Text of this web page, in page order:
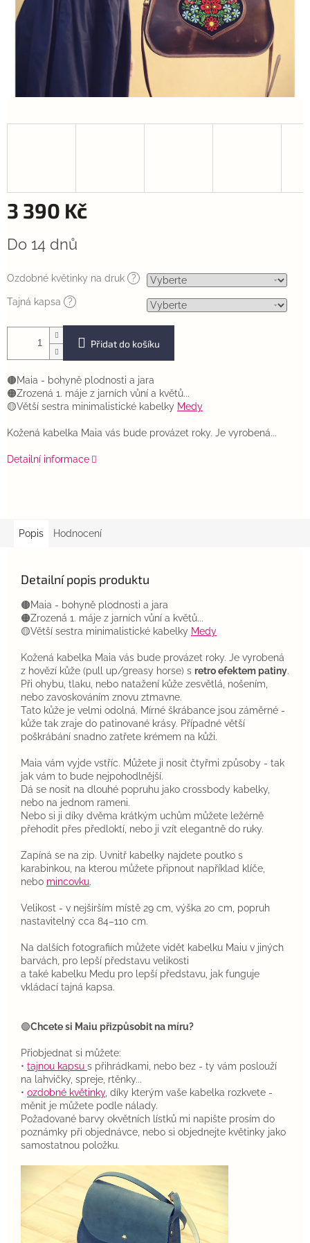
3 390 Kč
cena:
Do 14 dnů
Ozdobné květinky na druk ?
Tajná kapsa ?
Přidat do košíku
🟤Maia - bohyně plodnosti a jara
🟠Zrozená 1. máje z jarních vůní a květů...
🟡Větší sestra minimalistické kabelky Medy
Kožená kabelka Maia vás bude provázet roky. Je vyrobená...
Detailní informace
Popis Hodnocení
Detailní popis produktu
🟤Maia - bohyně plodnosti a jara
🟠Zrozená 1. máje z jarních vůní a květů...
🟡Větší sestra minimalistické kabelky Medy
Kožená kabelka Maia vás bude provázet roky. Je vyrobená
z hovězí kůže (pull up/greasy horse) s retro efektem patiny.
Při ohybu, tlaku, nebo natažení kůže zesvětlá, nošením,
nebo zavoskováním znovu ztmavne.
Tato kůže je velmi odolná. Mírné škrábance jsou záměrné -
kůže tak zraje do patinované krásy. Případné větší
poškrábání snadno zatřete krémem na kůži.
Maia vám vyjde vstříc. Můžete ji nosit čtyřmi způsoby - tak
jak vám to bude nejpohodlnější.
Dá se nosit na dlouhé popruhu jako crossbody kabelky,
nebo na jednom rameni.
Nebo si ji díky dvěma krátkým uchům můžete ležérně
přehodit přes předloktí, nebo ji vzít elegantně do ruky.
Zapíná se na zip. Uvnitř kabelky najdete poutko s
karabinkou, na kterou můžete připnout například klíče,
nebo mincovku.
Velikost - v nejširším místě 29 cm, výška 20 cm, popruh
nastavitelný cca 84–110 cm.
Na dalších fotografiích můžete vidět kabelku Maiu v jiných
barvách, pro lepší představu velikosti
a také kabelku Medu pro lepší představu, jak funguje
vkládací tajná kapsa.
🟢Chcete si Maiu přizpůsobit na míru?
Přiobjednat si můžete:
• tajnou kapsu s přihrádkami, nebo bez - ty vám poslouží
na lahvičky, spreje, rtěnky...
• ozdobné květinky, díky kterým vaše kabelka rozkvete -
měnit je můžete podle nálady.
Požadované barvy okvětních lístků mi napište prosím do
poznámky při objednávce, nebo si objednejte květinky jako
samostatnou položku.